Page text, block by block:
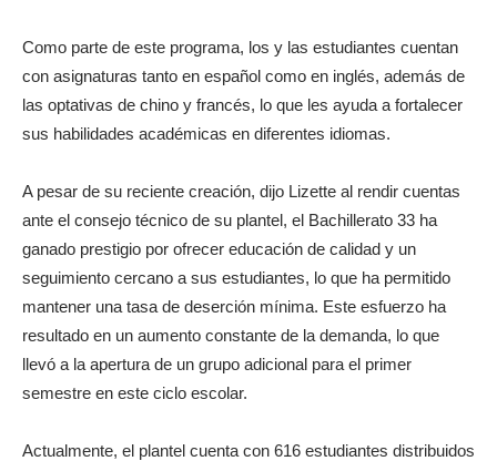
Como parte de este programa, los y las estudiantes cuentan
con asignaturas tanto en español como en inglés, además de
las optativas de chino y francés, lo que les ayuda a fortalecer
sus habilidades académicas en diferentes idiomas.
A pesar de su reciente creación, dijo Lizette al rendir cuentas
ante el consejo técnico de su plantel, el Bachillerato 33 ha
ganado prestigio por ofrecer educación de calidad y un
seguimiento cercano a sus estudiantes, lo que ha permitido
mantener una tasa de deserción mínima. Este esfuerzo ha
resultado en un aumento constante de la demanda, lo que
llevó a la apertura de un grupo adicional para el primer
semestre en este ciclo escolar.
Actualmente, el plantel cuenta con 616 estudiantes distribuidos